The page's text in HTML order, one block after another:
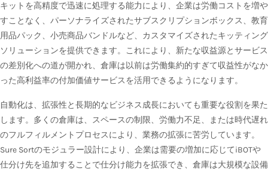
キットを高精度で迅速に処理する能力により、企業は労働コストを増や
すことなく、パーソナライズされたサブスクリプションボックス、教育
用品パック、小売商品バンドルなど、カスタマイズされたキッティング
ソリューションを提供できます。これにより、新たな収益源とサービス
の差別化への道が開かれ、倉庫は以前は労働集約的すぎて収益性がなか
った高利益率の付加価値サービスを活用できるようになります。
自動化は、拡張性と長期的なビジネス成長においても重要な役割を果た
します。多くの倉庫は、スペースの制限、労働力不足、または時代遅れ
のフルフィルメントプロセスにより、業務の拡張に苦労しています。
Sure Sortのモジュラー設計により、企業は需要の増加に応じてiBOTや
仕分け先を追加することで仕分け能力を拡張でき、倉庫は大規模な設備